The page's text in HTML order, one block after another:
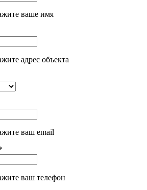
ваше имя
адрес объекта
ваш email
ваш телефон